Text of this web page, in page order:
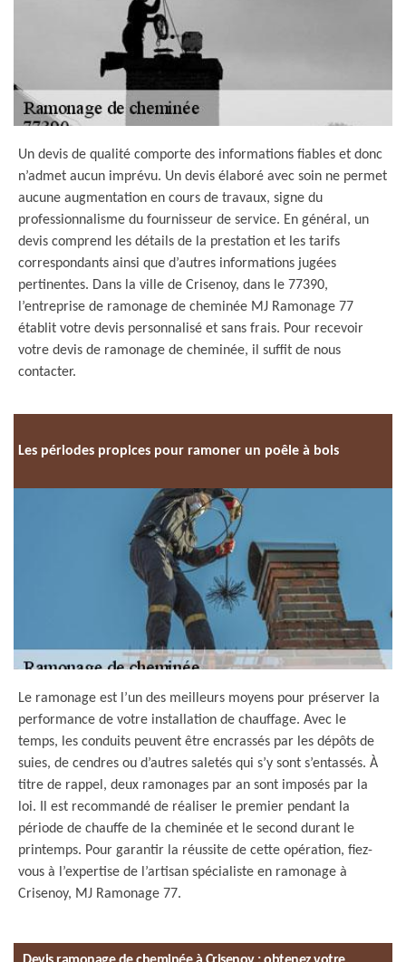
Un devis de qualité comporte des informations fiables et donc
n’admet aucun imprévu. Un devis élaboré avec soin ne permet
aucune augmentation en cours de travaux, signe du
professionnalisme du fournisseur de service. En général, un
devis comprend les détails de la prestation et les tarifs
correspondants ainsi que d’autres informations jugées
pertinentes. Dans la ville de Crisenoy, dans le 77390,
l’entreprise de ramonage de cheminée MJ Ramonage 77
établit votre devis personnalisé et sans frais. Pour recevoir
votre devis de ramonage de cheminée, il suffit de nous
contacter.
Les périodes propices pour ramoner un poêle à bois
Le ramonage est l’un des meilleurs moyens pour préserver la
performance de votre installation de chauffage. Avec le
temps, les conduits peuvent être encrassés par les dépôts de
suies, de cendres ou d’autres saletés qui s’y sont s’entassés. À
titre de rappel, deux ramonages par an sont imposés par la
loi. Il est recommandé de réaliser le premier pendant la
période de chauffe de la cheminée et le second durant le
printemps. Pour garantir la réussite de cette opération, fiez-
vous à l’expertise de l’artisan spécialiste en ramonage à
Crisenoy, MJ Ramonage 77.